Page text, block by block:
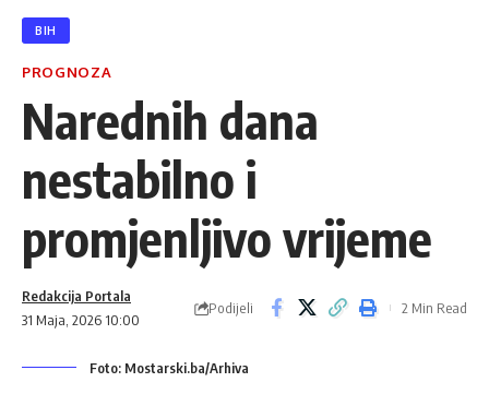
BIH
PROGNOZA
Narednih dana
nestabilno i
promjenljivo vrijeme
31 Maja, 2026 10:00
Redakcija Portala
Podijeli 2 Min Read
Foto: Mostarski.ba/Arhiva